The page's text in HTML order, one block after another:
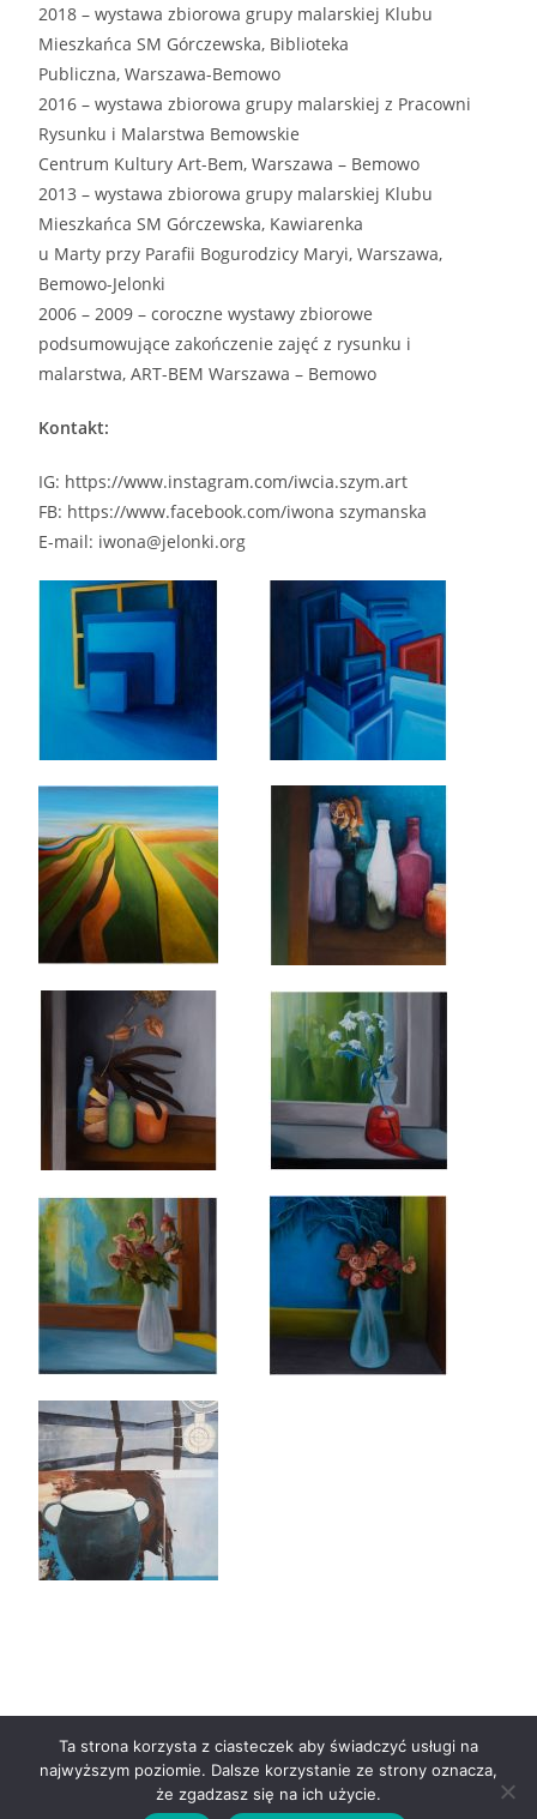
2018 – wystawa zbiorowa grupy malarskiej Klubu
Mieszkańca SM Górczewska, Biblioteka
Publiczna, Warszawa-Bemowo
2016 – wystawa zbiorowa grupy malarskiej z Pracowni
Rysunku i Malarstwa Bemowskie
Centrum Kultury Art-Bem, Warszawa – Bemowo
2013 – wystawa zbiorowa grupy malarskiej Klubu
Mieszkańca SM Górczewska, Kawiarenka
u Marty przy Parafii Bogurodzicy Maryi, Warszawa,
Bemowo-Jelonki
2006 – 2009 – coroczne wystawy zbiorowe
podsumowujące zakończenie zajęć z rysunku i
malarstwa, ART-BEM Warszawa – Bemowo
Kontakt:
IG: https://www.instagram.com/iwcia.szym.art
FB: https://www.facebook.com/iwona szymanska
E-mail: iwona@jelonki.org
Copyright © 2021 zap.org.pl |Privacy Policy| Stworzone w
ramachatwi.pl
Ta strona korzysta z ciasteczek aby świadczyć usługi na
najwyższym poziomie. Dalsze korzystanie ze strony oznacza,
że zgadzasz się na ich użycie.